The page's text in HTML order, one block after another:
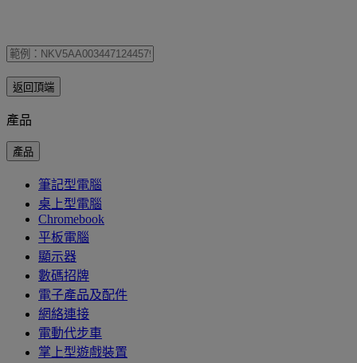
返回頂端
產品
產品
筆記型電腦
桌上型電腦
Chromebook
平板電腦
顯示器
數碼招牌
電子產品及配件
網絡連接
電動代步車
掌上型遊戲裝置